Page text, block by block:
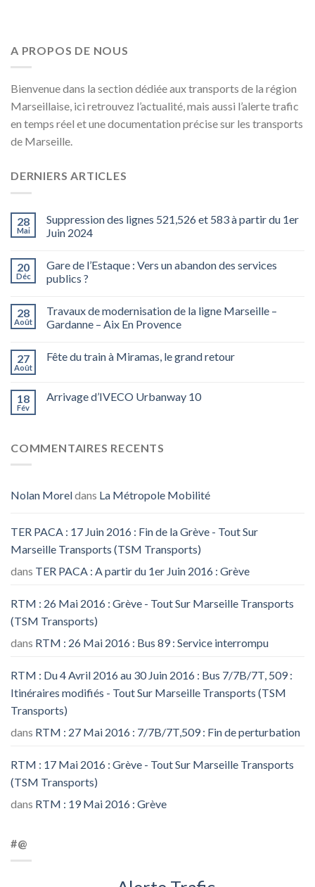
A PROPOS DE NOUS
Bienvenue dans la section dédiée aux transports de la région
Marseillaise, ici retrouvez l’actualité, mais aussi l’alerte trafic
en temps réel et une documentation précise sur les transports
de Marseille.
DERNIERS ARTICLES
28
Mai
Suppression des lignes 521,526 et 583 à partir du 1er
Juin 2024
20
Déc
Gare de l’Estaque : Vers un abandon des services
publics ?
28
Août
Travaux de modernisation de la ligne Marseille –
Gardanne – Aix En Provence
27
Août
Fête du train à Miramas, le grand retour
18
Fév
Arrivage d’IVECO Urbanway 10
COMMENTAIRES RECENTS
Nolan Moreldans La Métropole Mobilité
TER PACA : 17 Juin 2016 : Fin de la Grève - Tout Sur
Marseille Transports (TSM Transports)
dans TER PACA : A partir du 1er Juin 2016 : Grève
RTM : 26 Mai 2016 : Grève - Tout Sur Marseille Transports
(TSM Transports)
dans RTM : 26 Mai 2016 : Bus 89 : Service interrompu
RTM : Du 4 Avril 2016 au 30 Juin 2016 : Bus 7/7B/7T, 509 :
Itinéraires modifiés - Tout Sur Marseille Transports (TSM
Transports)
dans RTM : 27 Mai 2016 : 7/7B/7T,509 : Fin de perturbation
RTM : 17 Mai 2016 : Grève - Tout Sur Marseille Transports
(TSM Transports)
dans RTM : 19 Mai 2016 : Grève
#@